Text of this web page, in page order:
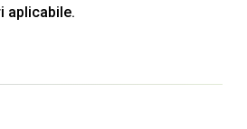
aplicabile.